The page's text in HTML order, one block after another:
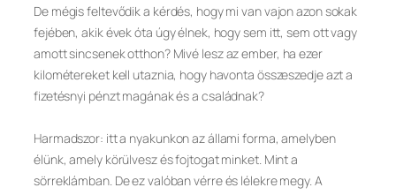
De mégis feltevődik a kérdés, hogy mi van vajon azon sokak
fejében, akik évek óta úgy élnek, hogy sem itt, sem ott vagy
amott sincsenek otthon? Mivé lesz az ember, ha ezer
kilométereket kell utaznia, hogy havonta összeszedje azt a
fizetésnyi pénzt magának és a családnak?
Harmadszor: itt a nyakunkon az állami forma, amelyben
élünk, amely körülvesz és fojtogat minket. Mint a
sörreklámban. De ez valóban vérre és lélekre megy. A